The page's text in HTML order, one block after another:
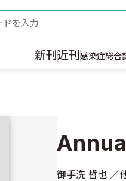
新刊 近刊 感染症総合
御手洗 哲也